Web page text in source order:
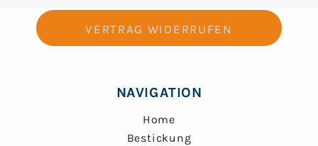
VERTRAG WIDERRUFEN
NAVIGATION
Home
Bestickung